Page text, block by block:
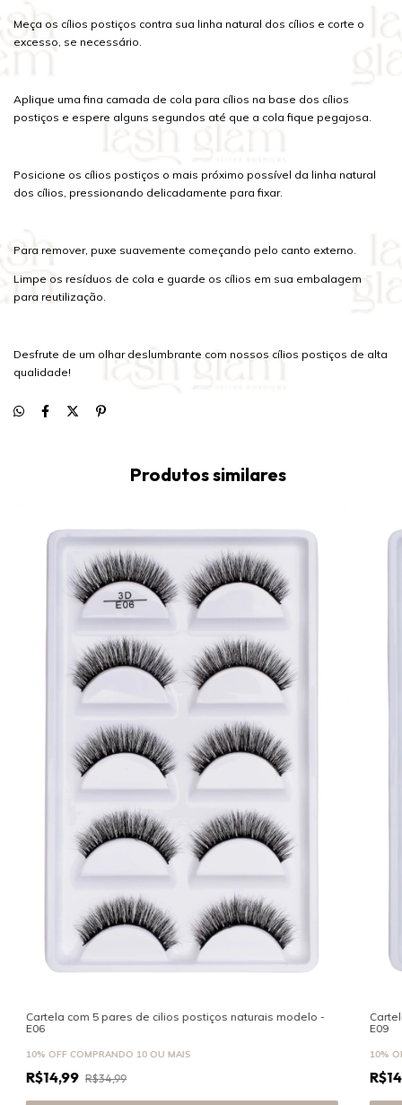
Meça os cílios postiços contra sua linha natural dos cílios e corte o
excesso, se necessário.
Aplique uma fina camada de cola para cílios na base dos cílios
postiços e espere alguns segundos até que a cola fique pegajosa.
Posicione os cílios postiços o mais próximo possível da linha natural
dos cílios, pressionando delicadamente para fixar.
Para remover, puxe suavemente começando pelo canto externo.
Limpe os resíduos de cola e guarde os cílios em sua embalagem
para reutilização.
Desfrute de um olhar deslumbrante com nossos cílios postiços de alta
qualidade!
Produtos similares
Cartela com 5 pares de cilios postiços naturais modelo -
E06
10% OFF COMPRANDO 10 OU MAIS
R$14,99 R$34,99
E09
10%